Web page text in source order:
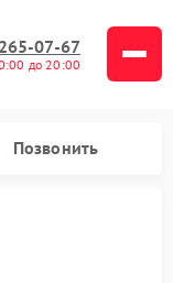
07-67
до 20:00
Позвонить